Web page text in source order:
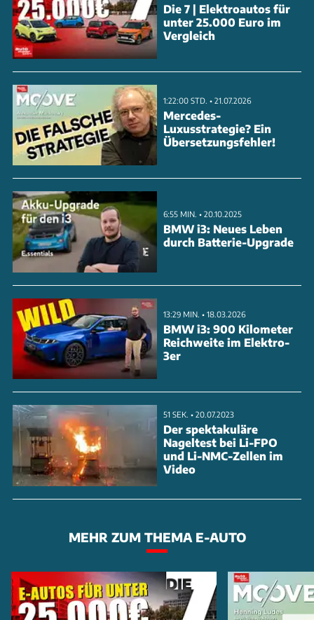
Tech: Ein leistungsstarker Elektroantrieb mit vier
separaten Motoren liefert eine beeindruckende
Systemleistung von bis zu 1.050 PS. Damit
beschleunigt das E-Hypercar auf eine
Höchstgeschwindigkeit von über 300 km/h. Doch
der Luce sorgt für heftige Diskussionen. Selbst der
ehemalige Chef-Designer zieht über den Luce her. Er
ist deutlich größer, schwerer und praktischer als
typische Ferrari-Sportwagen. Ist das noch ein echter
Ferrari oder verliert die Marke ihre DNA?
ANZEIGE
Die 7 | Elektroautos für
unter 25.000 Euro im
Vergleich
1:22:00 STD. • 21.07.2026
Mercedes-
Luxusstrategie? Ein
Übersetzungsfehler!
6:55 MIN. • 20.10.2025
BMW i3: Neues Leben
durch Batterie-Upgrade
13:29 MIN. • 18.03.2026
BMW i3: 900 Kilometer
Reichweite im Elektro-
3er
51 SEK. • 20.07.2023
Der spektakuläre
Nageltest bei Li-FPO
und Li-NMC-Zellen im
Video
MEHR ZUM THEMA E-AUTO